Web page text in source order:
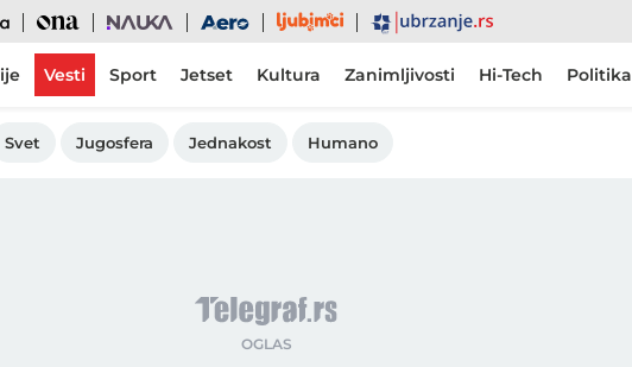
Ona Nauka Aero Ljubimci Ubrzanje
Vesti Sport Jetset Kultura Zanimljivosti Hi-Tech Politika
Svet Jugosfera Jednakost Humano